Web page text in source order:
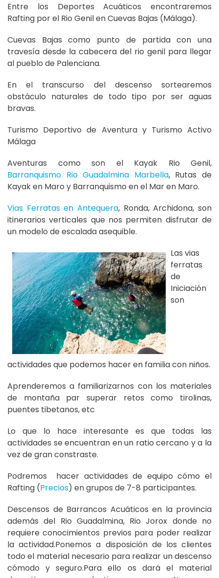
Entre los Deportes Acuáticos encontraremos
Rafting por el Rio Genil en Cuevas Bajas (Málaga).
Cuevas Bajas como punto de partida con una
travesía desde la cabecera del rio genil para llegar
al pueblo de Palenciana.
En el transcurso del descenso sortearemos
obstáculo naturales de todo tipo por ser aguas
bravas.
Turismo Deportivo de Aventura y Turismo Activo
Málaga
Aventuras como son el Kayak Rio Genil,
Barranquismo Rio Guadalmina Marbella, Rutas de
Kayak en Maro y Barranquismo en el Mar en Maro.
Vias Ferratas en Antequera, Ronda, Archidona, son
itinerarios verticales que nos permiten disfrutar de
un modelo de escalada asequible.
Las vias
ferratas
de
Iniciación
son
actividades que podemos hacer en familia con niños.
Aprenderemos a familiarizarnos con los materiales
de montaña par superar retos como tirolinas,
puentes tibetanos, etc
Lo que lo hace interesante es que todas las
actividades se encuentran en un ratio cercano y a la
vez de gran constraste.
Podremos hacer actividades de equipo cómo el
Rafting (Precios) en grupos de 7-8 participantes.
Descensos de Barrancos Acuáticos en la provincia
además del Rio Guadalmina, Rio Jorox donde no
requiere conocimientos previos para poder realizar
la actividad.Ponemos a disposición de los clientes
todo el material necesario para realizar un descenso
cómodo y seguro.Para ello os dará el material